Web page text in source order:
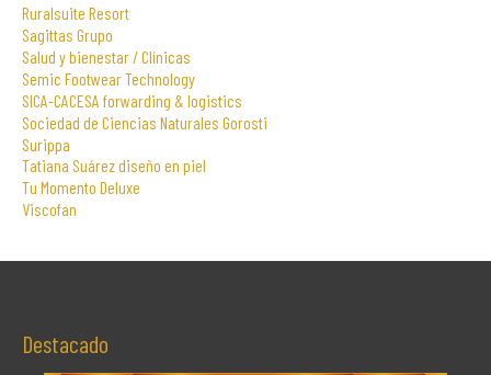
Ruralsuite Resort
Sagittas Grupo
Salud y bienestar / Clínicas
Semic Footwear Technology
SICA-CACESA forwarding & logistics
Sociedad de Ciencias Naturales Gorosti
Surippa
Tatiana Suárez diseño en piel
Tu Momento Deluxe
Viscofan
Destacado